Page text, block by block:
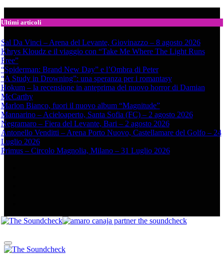
Ultimi articoli
Sal Da Vinci – Arena del Levante, Giovinazzo – 8 agosto 2026
Khrys Kloudz e il viaggio con “Take Me Where The Light Runs
Free”
“Spiderman: Brand New Day” e l’Ombra di Peter
“A Study in Drowning”: una speranza per i romantasy
Hokum – la recensione in anteprima del nuovo horror di Damian
McCarthy
Marlon Bianco, fuori il nuovo album “Magnitude”
Mannarino – Acieloaperto, Santa Sofia (FC) – 2 agosto 2026
Negramaro – Fiera del Levante, Bari – 2 agosto 2026
Antonello Venditti – Arena Porto Nuovo, Castellamare del Golfo – 24
Luglio 2026
Primus – Circolo Magnolia, Milano – 31 Luglio 2026